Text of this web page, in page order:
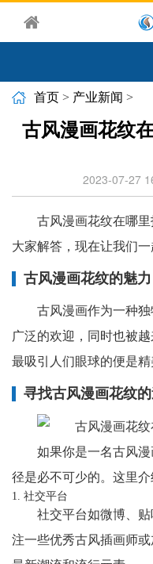
首页 > 产业新闻 >
古风漫画花纹
2023-07-27
古风漫画花纹在哪
大家解答，现在让我们一
古风漫画花纹的魅力
古风漫画作为一种
广泛的欢迎，同时也被
最吸引人们眼球的便是精
寻找古风漫画花纹
如果你是一名古风
径是必不可少的。这里介
1. 社交平台
社交平台如微博、
注一些优秀古风插画师